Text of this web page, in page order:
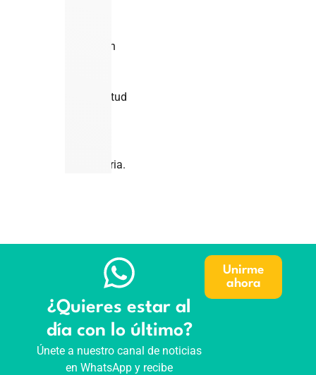
pueden
magnitud
sanitaria.
¿Quieres estar al
día con lo último?
Únete a nuestro canal de noticias
en WhatsApp y recibe
Unirme
ahora